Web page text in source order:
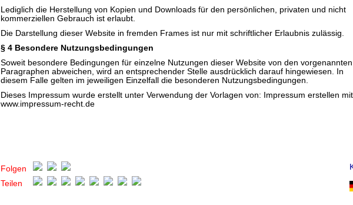
Lediglich die Herstellung von Kopien und Downloads für den persönlichen, privaten und nicht
kommerziellen Gebrauch ist erlaubt.
Die Darstellung dieser Website in fremden Frames ist nur mit schriftlicher Erlaubnis zulässig.
§ 4 Besondere Nutzungsbedingungen
Soweit besondere Bedingungen für einzelne Nutzungen dieser Website von den vorgenannten
Paragraphen abweichen, wird an entsprechender Stelle ausdrücklich darauf hingewiesen. In
diesem Falle gelten im jeweiligen Einzelfall die besonderen Nutzungsbedingungen.
Dieses Impressum wurde erstellt unter Verwendung der Vorlagen von: Impressum erstellen mit
www.impressum-recht.de
Folgen
Teilen